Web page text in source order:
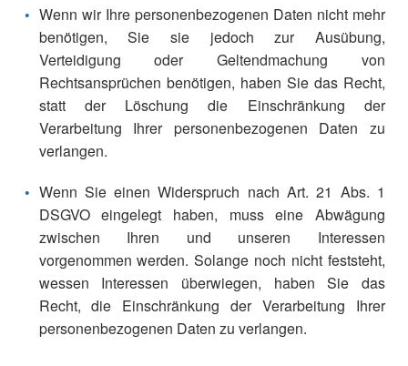
Wenn wir Ihre personenbezogenen Daten nicht mehr
benötigen, Sie sie jedoch zur Ausübung,
Verteidigung oder Geltendmachung von
Rechtsansprüchen benötigen, haben Sie das Recht,
statt der Löschung die Einschränkung der
Verarbeitung Ihrer personenbezogenen Daten zu
verlangen.
Wenn Sie einen Widerspruch nach Art. 21 Abs. 1
DSGVO eingelegt haben, muss eine Abwägung
zwischen Ihren und unseren Interessen
vorgenommen werden. Solange noch nicht feststeht,
wessen Interessen überwiegen, haben Sie das
Recht, die Einschränkung der Verarbeitung Ihrer
personenbezogenen Daten zu verlangen.